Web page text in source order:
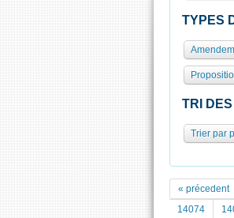
TYPES
TRI
Trier par
« précedent
14074